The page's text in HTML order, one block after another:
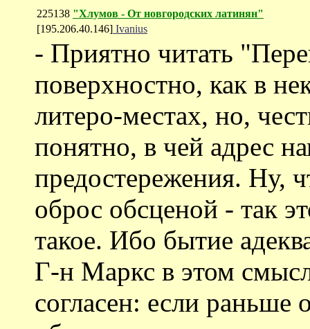
225138 "Хлумов - От новгородских латинян"
[195.206.40.146] Ivanius
- Приятно читать
поверхностно, как в
литеро-местах, но,
понятно, в чей адрес
предостережения. Ну,
оброс обсценой - так
такое. Ибо бытие
Г-н Маркс в этом
согласен: если раньше